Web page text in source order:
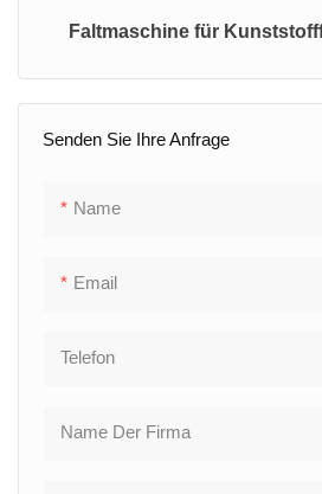
Faltmaschine für
Senden Sie Ihre Anfrage
Name
Email
Telefon
Name Der Firma